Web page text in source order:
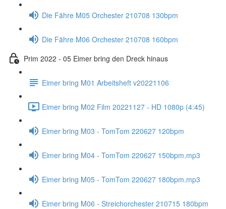
Die Fähre M05 Orchester 210708 130bpm
Die Fähre M06 Orchester 210708 160bpm
Prim 2022 - 05 Eimer bring den Dreck hinaus
Eimer bring M01 Arbeitsheft v20221106
Eimer bring M02 Film 20221127 - HD 1080p (4:45)
Eimer bring M03 - TomTom 220627 120bpm
Eimer bring M04 - TomTom 220627 150bpm.mp3
Eimer bring M05 - TomTom 220627 180bpm.mp3
Eimer bring M06 - Streichorchester 210715 180bpm